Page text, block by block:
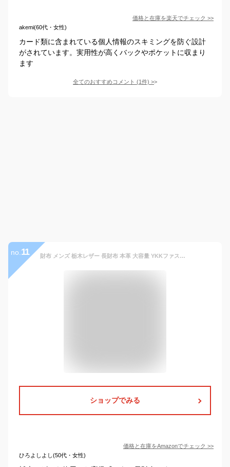
価格と在庫を楽天でチェック >>
akemi(60代・女性)
カード類に含まれている個人情報のスキミングを防ぐ設計
がされています。実用性が高くバックやポケットに収まり
ます
全てのおすすめコメント (1件) >
no. 11 財布 メンズ 栃木レザー 長財布 本革 大容量 YKKファスナー 一流の財布職人が作る レディース財布 ウォレット 牛革 小銭入れ サイフ コンパクト シンプル 無地 男性 紳士用 おしゃれ 男女兼用 父の日 母の日 人気ブランド プレゼント (ブラウン)
ショップでみる
価格と在庫をAmazonでチェック >>
ひろよしよし(50代・女性)